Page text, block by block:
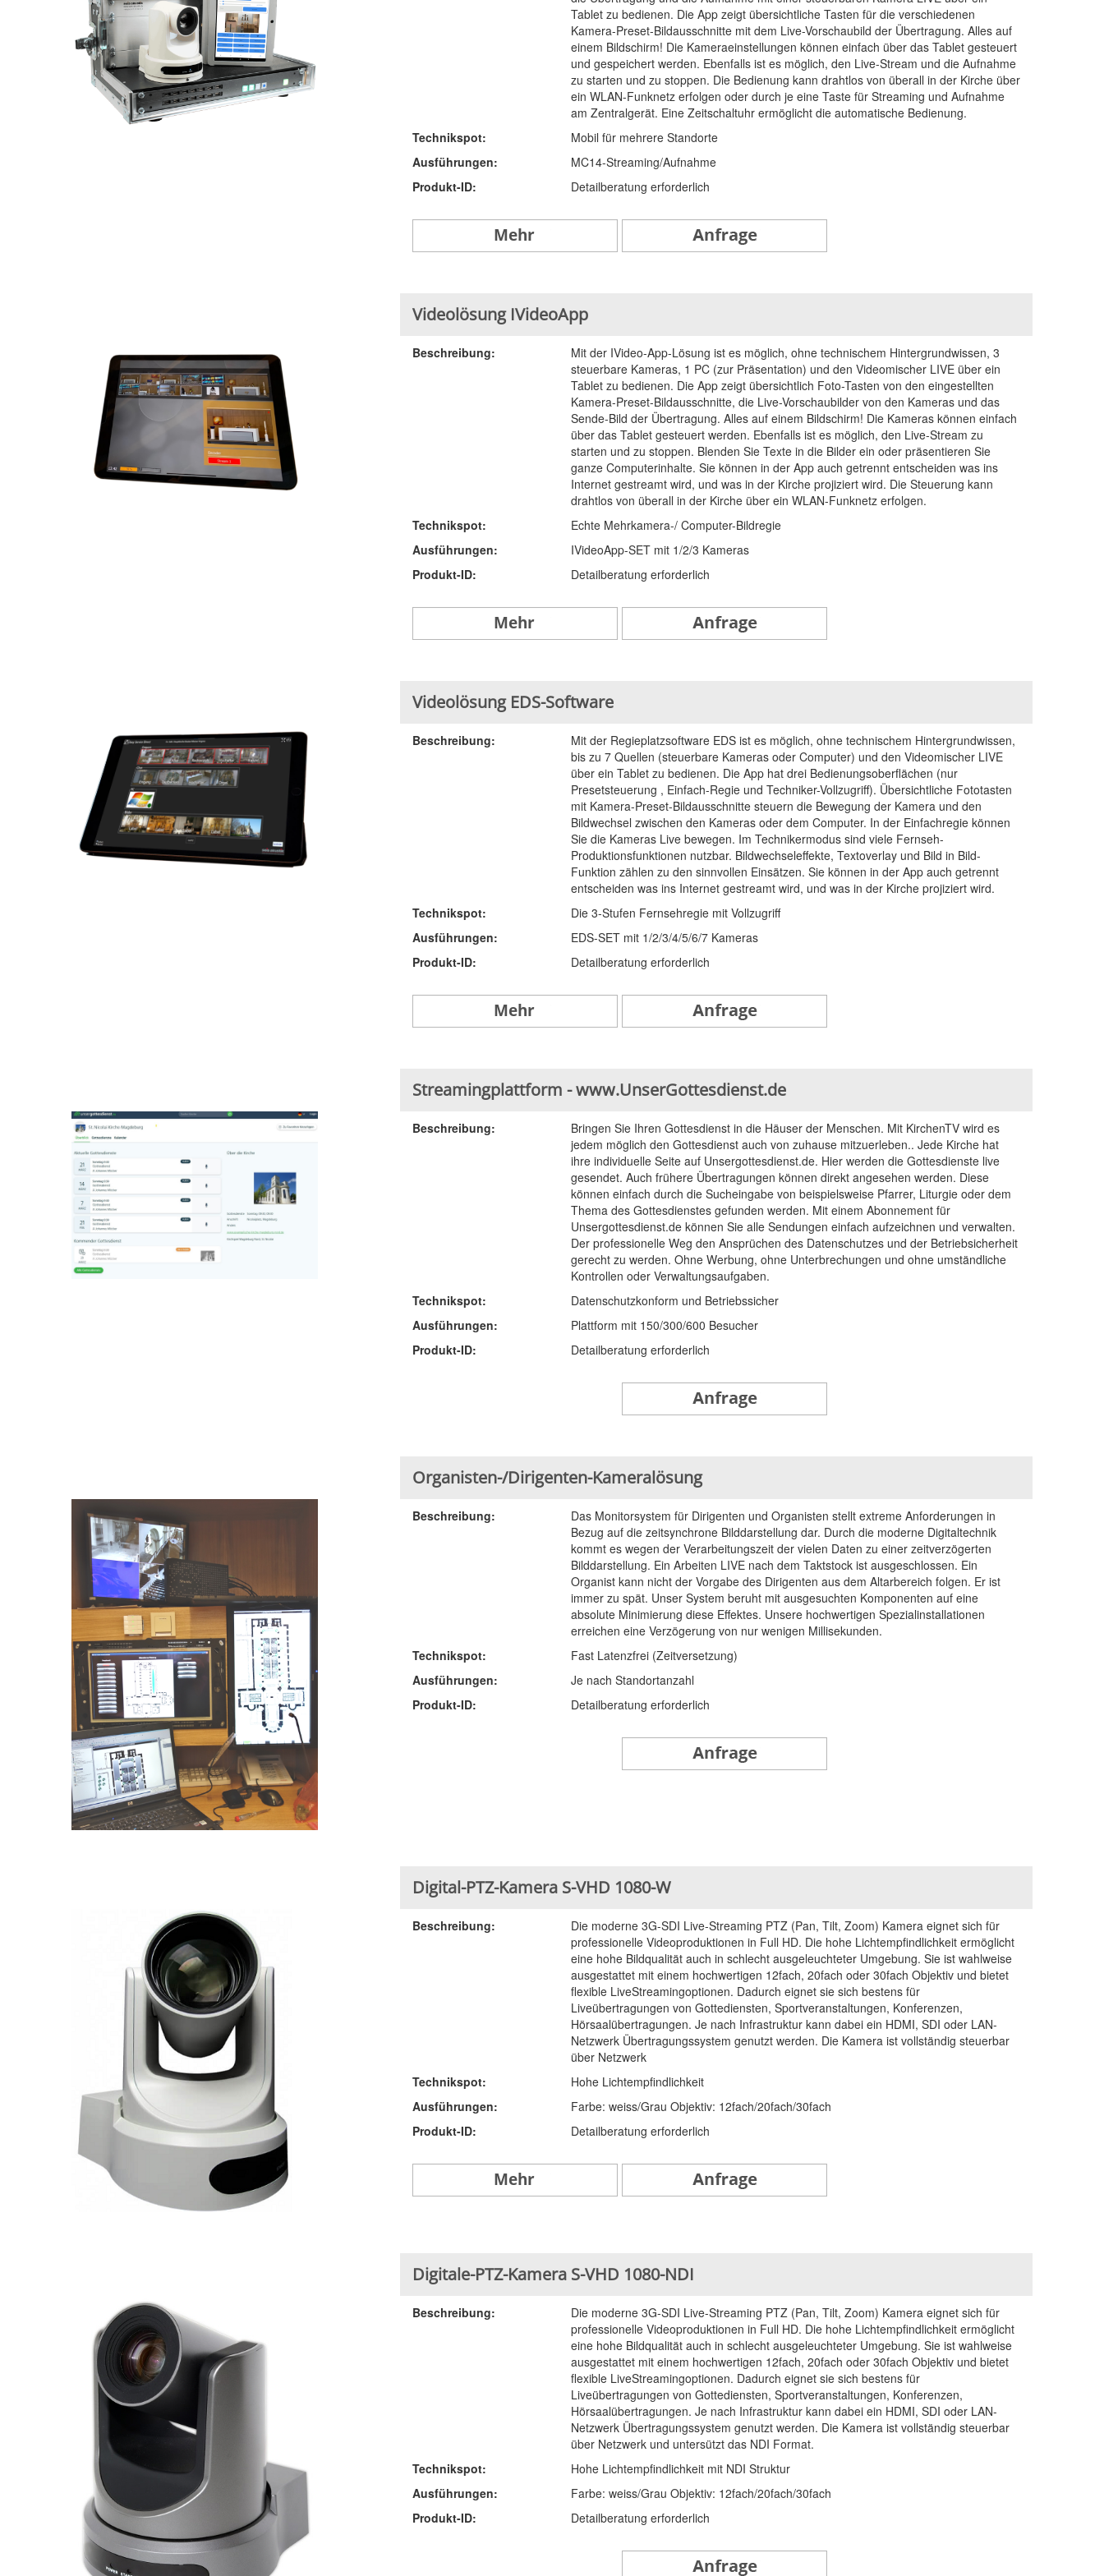
Tablet zu bedienen. Die App zeigt übersichtliche Tasten für die verschiedenen
Kamera-Preset-Bildausschnitte mit dem Live-Vorschaubild der Übertragung. Alles auf
einem Bildschirm! Die Kameraeinstellungen können einfach über das Tablet gesteuert
und gespeichert werden. Ebenfalls ist es möglich, den Live-Stream und die Aufnahme
zu starten und zu stoppen. Die Bedienung kann drahtlos von überall in der Kirche über
ein WLAN-Funknetz erfolgen oder durch je eine Taste für Streaming und Aufnahme
am Zentralgerät. Eine Zeitschaltuhr ermöglicht die automatische Bedienung.
Technikspot:
Mobil für mehrere Standorte
Ausführungen:
MC14-Streaming/Aufnahme
Produkt-ID:
Detailberatung erforderlich
Videolösung IVideoApp
Beschreibung:
Mit der IVideo-App-Lösung ist es möglich, ohne technischem Hintergrundwissen, 3
steuerbare Kameras, 1 PC (zur Präsentation) und den Videomischer LIVE über ein
Tablet zu bedienen. Die App zeigt übersichtlich Foto-Tasten von den eingestellten
Kamera-Preset-Bildausschnitte, die Live-Vorschaubilder von den Kameras und das
Sende-Bild der Übertragung. Alles auf einem Bildschirm! Die Kameras können einfach
über das Tablet gesteuert werden. Ebenfalls ist es möglich, den Live-Stream zu
starten und zu stoppen. Blenden Sie Texte in die Bilder ein oder präsentieren Sie
ganze Computerinhalte. Sie können in der App auch getrennt entscheiden was ins
Internet gestreamt wird, und was in der Kirche projiziert wird. Die Steuerung kann
drahtlos von überall in der Kirche über ein WLAN-Funknetz erfolgen.
Technikspot:
Echte Mehrkamera-/ Computer-Bildregie
Ausführungen:
IVideoApp-SET mit 1/2/3 Kameras
Produkt-ID:
Detailberatung erforderlich
Videolösung EDS-Software
Beschreibung:
Mit der Regieplatzsoftware EDS ist es möglich, ohne technischem Hintergrundwissen,
bis zu 7 Quellen (steuerbare Kameras oder Computer) und den Videomischer LIVE
über ein Tablet zu bedienen. Die App hat drei Bedienungsoberflächen (nur
Presetsteuerung , Einfach-Regie und Techniker-Vollzugriff). Übersichtliche Fototasten
mit Kamera-Preset-Bildausschnitte steuern die Bewegung der Kamera und den
Bildwechsel zwischen den Kameras oder dem Computer. In der Einfachregie können
Sie die Kameras Live bewegen. Im Technikermodus sind viele Fernseh-
Produktionsfunktionen nutzbar. Bildwechseleffekte, Textoverlay und Bild in Bild-
Funktion zählen zu den sinnvollen Einsätzen. Sie können in der App auch getrennt
entscheiden was ins Internet gestreamt wird, und was in der Kirche projiziert wird.
Technikspot:
Die 3-Stufen Fernsehregie mit Vollzugriff
Ausführungen:
EDS-SET mit 1/2/3/4/5/6/7 Kameras
Produkt-ID:
Detailberatung erforderlich
Streamingplattform - www.UnserGottesdienst.de
Beschreibung:
Bringen Sie Ihren Gottesdienst in die Häuser der Menschen. Mit KirchenTV wird es
jedem möglich den Gottesdienst auch von zuhause mitzuerleben.. Jede Kirche hat
ihre individuelle Seite auf Unsergottesdienst.de. Hier werden die Gottesdienste live
gesendet. Auch frühere Übertragungen können direkt angesehen werden. Diese
können einfach durch die Sucheingabe von beispielsweise Pfarrer, Liturgie oder dem
Thema des Gottesdienstes gefunden werden. Mit einem Abonnement für
Unsergottesdienst.de können Sie alle Sendungen einfach aufzeichnen und verwalten.
Der professionelle Weg den Ansprüchen des Datenschutzes und der Betriebsicherheit
gerecht zu werden. Ohne Werbung, ohne Unterbrechungen und ohne umständliche
Kontrollen oder Verwaltungsaufgaben.
Technikspot:
Datenschutzkonform und Betriebssicher
Ausführungen:
Plattform mit 150/300/600 Besucher
Produkt-ID:
Detailberatung erforderlich
Organisten-/Dirigenten-Kameralösung
Beschreibung:
Das Monitorsystem für Dirigenten und Organisten stellt extreme Anforderungen in
Bezug auf die zeitsynchrone Bilddarstellung dar. Durch die moderne Digitaltechnik
kommt es wegen der Verarbeitungszeit der vielen Daten zu einer zeitverzögerten
Bilddarstellung. Ein Arbeiten LIVE nach dem Taktstock ist ausgeschlossen. Ein
Organist kann nicht der Vorgabe des Dirigenten aus dem Altarbereich folgen. Er ist
immer zu spät. Unser System beruht mit ausgesuchten Komponenten auf eine
absolute Minimierung diese Effektes. Unsere hochwertigen Spezialinstallationen
erreichen eine Verzögerung von nur wenigen Millisekunden.
Technikspot:
Fast Latenzfrei (Zeitversetzung)
Ausführungen:
Je nach Standortanzahl
Produkt-ID:
Detailberatung erforderlich
Digital-PTZ-Kamera S-VHD 1080-W
Beschreibung:
Die moderne 3G-SDI Live-Streaming PTZ (Pan, Tilt, Zoom) Kamera eignet sich für
professionelle Videoproduktionen in Full HD. Die hohe Lichtempfindlichkeit ermöglicht
eine hohe Bildqualität auch in schlecht ausgeleuchteter Umgebung. Sie ist wahlweise
ausgestattet mit einem hochwertigen 12fach, 20fach oder 30fach Objektiv und bietet
flexible LiveStreamingoptionen. Dadurch eignet sie sich bestens für
Liveübertragungen von Gottediensten, Sportveranstaltungen, Konferenzen,
Hörsaalübertragungen. Je nach Infrastruktur kann dabei ein HDMI, SDI oder LAN-
Netzwerk Übertragungssystem genutzt werden. Die Kamera ist vollständig steuerbar
über Netzwerk
Technikspot:
Hohe Lichtempfindlichkeit
Ausführungen:
Farbe: weiss/Grau Objektiv: 12fach/20fach/30fach
Produkt-ID:
Detailberatung erforderlich
Digitale-PTZ-Kamera S-VHD 1080-NDI
Beschreibung:
Die moderne 3G-SDI Live-Streaming PTZ (Pan, Tilt, Zoom) Kamera eignet sich für
professionelle Videoproduktionen in Full HD. Die hohe Lichtempfindlichkeit ermöglicht
eine hohe Bildqualität auch in schlecht ausgeleuchteter Umgebung. Sie ist wahlweise
ausgestattet mit einem hochwertigen 12fach, 20fach oder 30fach Objektiv und bietet
flexible LiveStreamingoptionen. Dadurch eignet sie sich bestens für
Liveübertragungen von Gottediensten, Sportveranstaltungen, Konferenzen,
Hörsaalübertragungen. Je nach Infrastruktur kann dabei ein HDMI, SDI oder LAN-
Netzwerk Übertragungssystem genutzt werden. Die Kamera ist vollständig steuerbar
über Netzwerk und untersützt das NDI Format.
Technikspot:
Hohe Lichtempfindlichkeit mit NDI Struktur
Ausführungen:
Farbe: weiss/Grau Objektiv: 12fach/20fach/30fach
Produkt-ID:
Detailberatung erforderlich